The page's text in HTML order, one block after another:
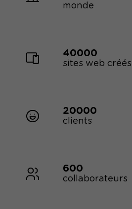
monde
40000
sites web créés
20000
clients
600
collaborateurs